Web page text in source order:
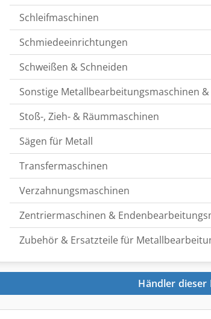
Schleifmaschinen
Schmiedeeinrichtungen
Schweißen & Schneiden
Sonstige Metallbearbeitungsmaschinen
Stoß-, Zieh- & Räummaschinen
Sägen für Metall
Transfermaschinen
Verzahnungsmaschinen
Zentriermaschinen &
Zubehör & Ersatzteile für
Händler